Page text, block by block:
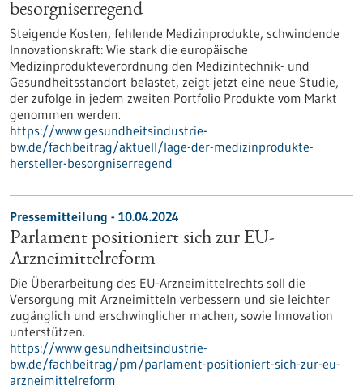
besorgniserregend
Steigende Kosten, fehlende Medizinprodukte, schwindende
Innovationskraft: Wie stark die europäische
Medizinprodukteverordnung den Medizintechnik- und
Gesundheitsstandort belastet, zeigt jetzt eine neue Studie,
der zufolge in jedem zweiten Portfolio Produkte vom Markt
genommen werden.
https://www.gesundheitsindustrie-
bw.de/fachbeitrag/aktuell/lage-der-medizinprodukte-
hersteller-besorgniserregend
Pressemitteilung - 10.04.2024
Parlament positioniert sich zur EU-
Arzneimittelreform
Die Überarbeitung des EU-Arzneimittelrechts soll die
Versorgung mit Arzneimitteln verbessern und sie leichter
zugänglich und erschwinglicher machen, sowie Innovation
unterstützen.
https://www.gesundheitsindustrie-
bw.de/fachbeitrag/pm/parlament-positioniert-sich-zur-eu-
arzneimittelreform